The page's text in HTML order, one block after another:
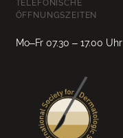
TELEFONISCHE
ÖFFNUNGSZEITEN
Mo–Fr 07.30 – 17.00 Uhr